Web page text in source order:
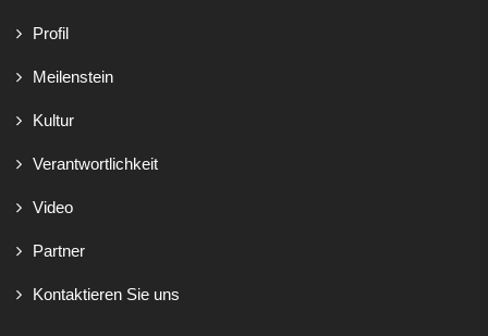
Profil
Meilenstein
Kultur
Verantwortlichkeit
Video
Partner
Kontaktieren Sie uns